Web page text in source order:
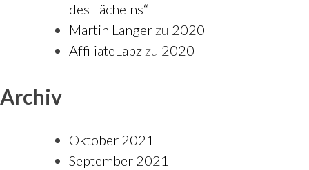
des Lächelns“
Martin Langer zu 2020
AffiliateLabz zu 2020
Archiv
Oktober 2021
September 2021